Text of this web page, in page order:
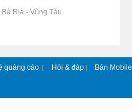
Bà Rịa - Vũng Tàu
quảng cáo | Hỏi & đáp | Bản Mobile